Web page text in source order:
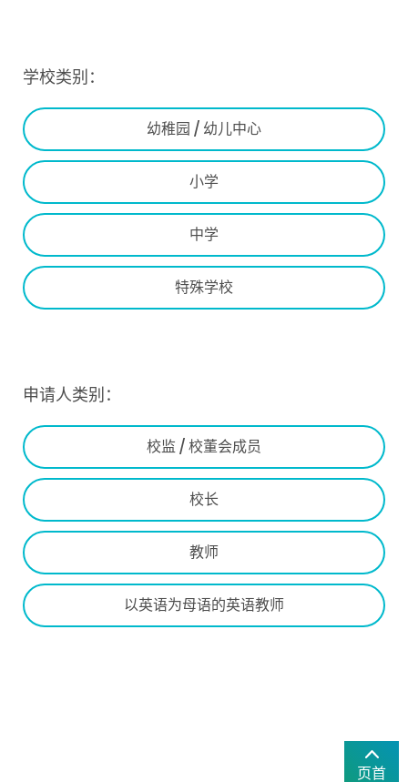
学校类别：
幼稚园 / 幼儿中心
小学
中学
特殊学校
申请人类别：
校监 / 校董会成员
校长
教师
以英语为母语的英语教师
页首